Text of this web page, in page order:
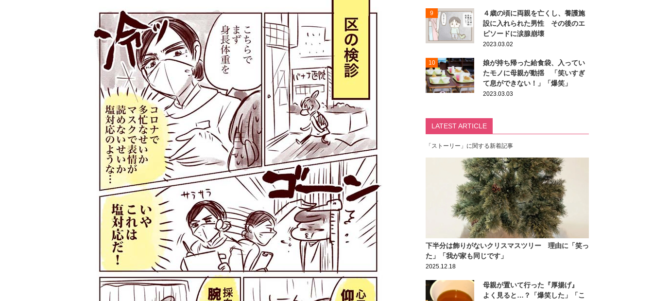
9
４歳の頃に両親を亡くし、養護施
設に入れられた男性 その後のエ
ピソードに涙腺崩壊
2023.03.02
10
娘が持ち帰った給食袋、入ってい
たモノに母親が動揺 「笑いすぎ
て息ができない！」「爆笑」
2023.03.03
LATEST ARTICLE
「ストーリー」に関する新着記事
下半分は飾りがないクリスマスツリー 理由に「笑っ
た」「我が家も同じです」
2025.12.18
母親が置いて行った『厚揚げ』
よく見ると…？「爆笑した」「こ